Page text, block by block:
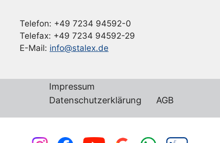
Telefon: +49 7234 94592-0
Telefax: +49 7234 94592-29
E-Mail: info@stalex.de
Impressum
Datenschutzerklärung
AGB